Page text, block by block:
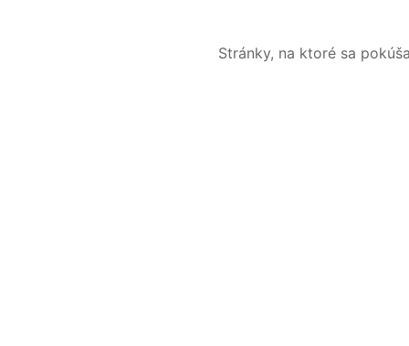
Stránky, na ktoré sa